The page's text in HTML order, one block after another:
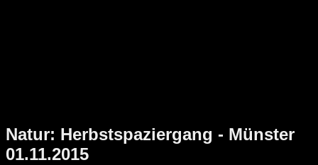
Natur: Herbstspaziergang - Münster
01.11.2015